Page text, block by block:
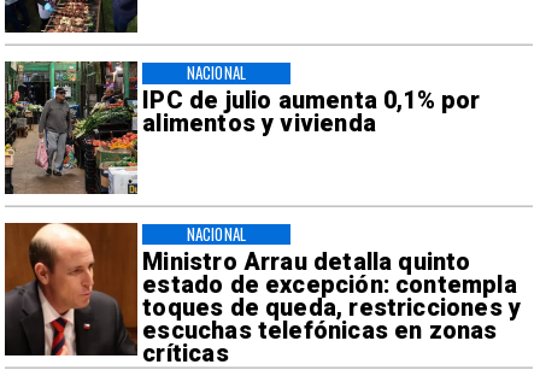
IPC de julio aumenta 0,1% por
alimentos y vivienda
NACIONAL
Ministro Arrau detalla quinto
estado de excepción: contempla
toques de queda, restricciones y
escuchas telefónicas en zonas
críticas
NACIONAL